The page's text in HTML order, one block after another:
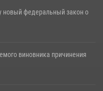
новый федеральный закон о
виновника причинения